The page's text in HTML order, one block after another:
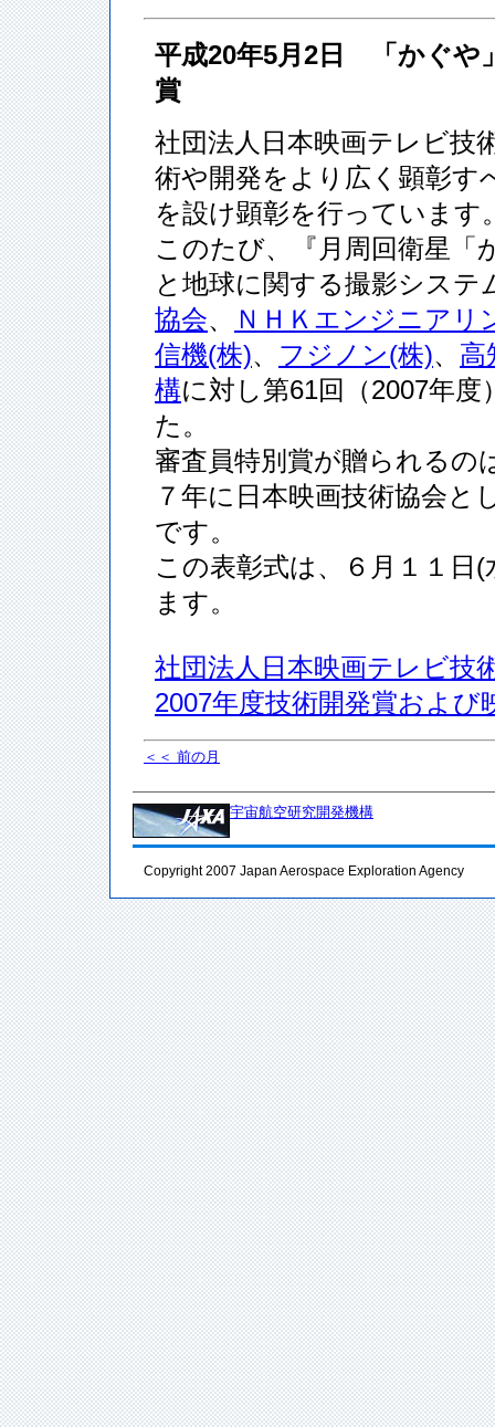
平成20年5月2日 「かぐや
賞
社団法人日本映画テレビ技
術や開発をより広く顕彰す
を設け顕彰を行っています
このたび、『月周回衛星「
と地球に関する撮影システ
協会、
ＮＨＫエンジニアリ
信機(株)、 フジノン(株)、 高
構に対し第61回（2007年
た。
審査員特別賞が贈られるの
７年に日本映画技術協会と
です。
この表彰式は、６月１１日
ます。
社団法人日本映画テレビ技
2007年度技術開発賞および
＜＜ 前の月
宇宙航空研究開発機構
Copyright 2007 Japan Aerospace Exploration Agency